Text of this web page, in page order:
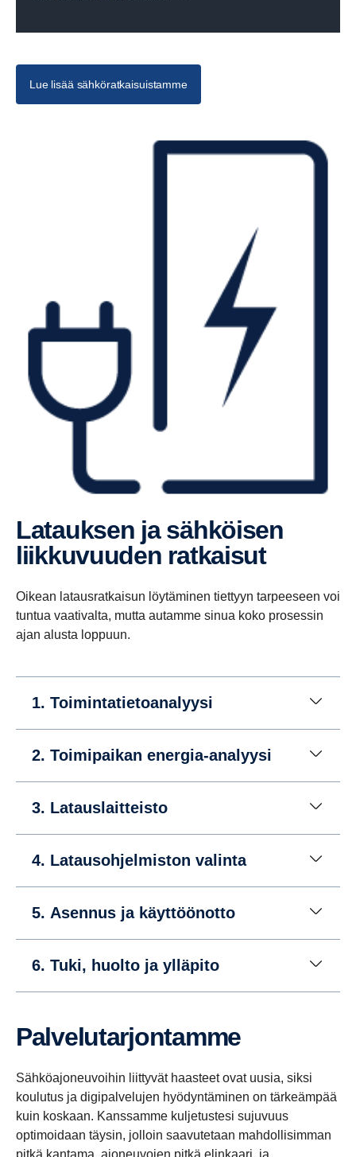
Lue lisää sähköratkaisuistamme
Latauksen ja sähköisen
liikku­vuuden ratkaisut
Oikean latausratkaisun löytäminen tiettyyn tarpeeseen voi
tuntua vaativalta, mutta autamme sinua koko prosessin
ajan alusta loppuun.
1. Toimintatietoanalyysi
2. Toimipaikan energia-analyysi
3. Latauslaitteisto
4. Latausohjelmiston valinta
5. Asennus ja käyttöönotto
6. Tuki, huolto ja ylläpito
Palve­lu­tar­jon­tamme
Sähköajoneuvoihin liittyvät haasteet ovat uusia, siksi
koulutus ja digipalvelujen hyödyntäminen on tärkeämpää
kuin koskaan. Kanssamme kuljetustesi sujuvuus
optimoidaan täysin, jolloin saavutetaan mahdollisimman
pitkä kantama, ajoneuvojen pitkä elinkaari, ja